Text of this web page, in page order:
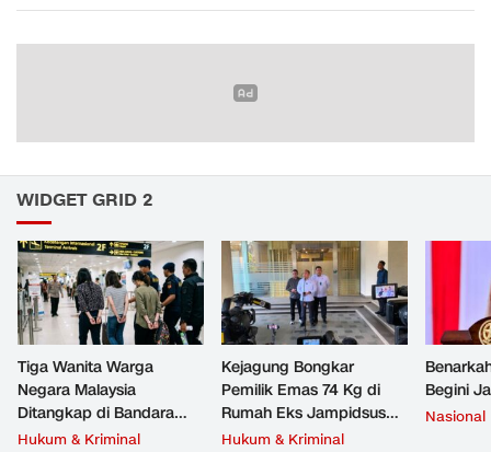
WIDGET GRID 2
Tiga Wanita Warga
Negara Malaysia
Ditangkap di Bandara
Soetta, Bawa Beragam
Hukum & Kriminal
Kejagung Bongkar
Pemilik Emas 74 Kg di
Rumah Eks Jampidsus
Febrie Adriansyah
Hukum & Kriminal
Begini
Nasional